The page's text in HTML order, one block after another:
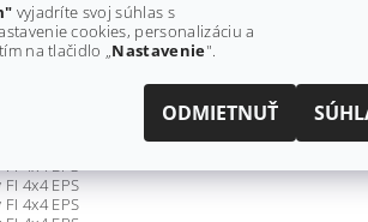
4x4
4x4
4x4
FI 4x4 Hunter Edition
FI 4x4 Hunter Edition
FI 4x4 Hunter Edition
FI 4x4 Hunter Edition
4x4 EPS
4x4 EPS
4x4 EPS
vyjadríte svoj súhlas s
cookies, personalizáciu a
na tlačidlo „Nastavenie".
ODMIETNUŤ